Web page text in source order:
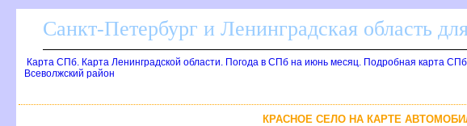
Санкт-Петербург и Ленинградская область
Карта СПб. Карта Ленинградской области. Погода в СПб на июнь месяц. Подробная карта
севолжский район
КРАСНОЕ СЕЛО НА КАРТЕ